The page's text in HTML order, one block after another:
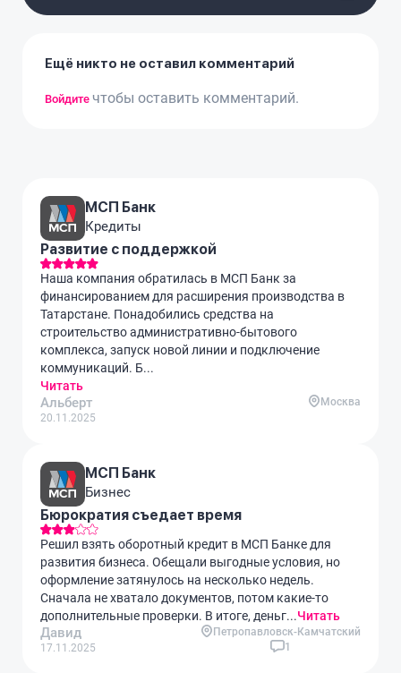
Ещё никто не оставил комментарий
Войдите чтобы оставить комментарий.
МСП Банк
Кредиты
Развитие с поддержкой
Наша компания обратилась в МСП Банк за
финансированием для расширения производства в
Татарстане. Понадобились средства на
строительство административно-бытового
комплекса, запуск новой линии и подключение
коммуникаций. Б...
Читать
Альберт
20.11.2025
Москва
МСП Банк
Бизнес
Бюрократия съедает время
Решил взять оборотный кредит в МСП Банке для
развития бизнеса. Обещали выгодные условия, но
оформление затянулось на несколько недель.
Сначала не хватало документов, потом какие-то
дополнительные проверки. В итоге, деньг...Читать
Давид
17.11.2025
Петропавловск-Камчатский
1